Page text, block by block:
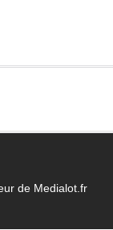
de Medialot.fr